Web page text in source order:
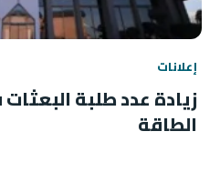
إعلانات
زيادة عدد طلبة
الطاقة